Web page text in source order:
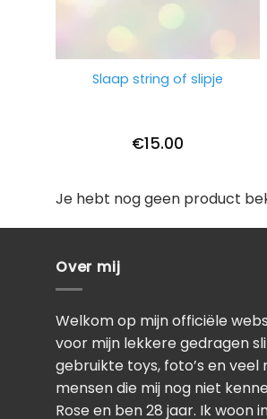
Slaap string of slipje
€15.00
Je hebt nog geen product
Over mij
Welkom op mijn officiële
voor mijn lekkere gedragen
gebruikte toys, foto’s en veel
mensen die mij nog niet
Rose en ben 28 jaar. Ik woon